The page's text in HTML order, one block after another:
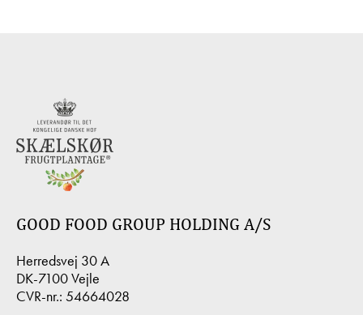
GOOD FOOD GROUP HOLDING A/S
Herredsvej 30 A
DK-7100 Vejle
CVR-nr.: 54664028